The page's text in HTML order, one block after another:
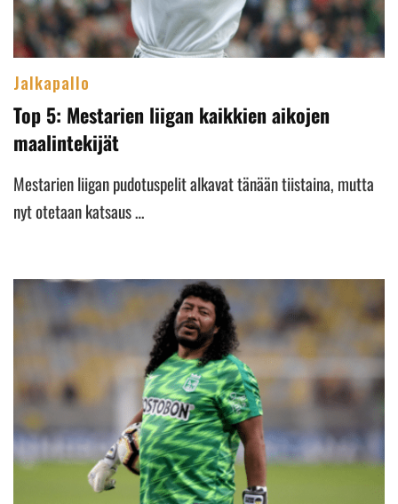
Jalkapallo
Top 5: Mestarien liigan kaikkien aikojen
maalintekijät
Mestarien liigan pudotuspelit alkavat tänään tiistaina, mutta
nyt otetaan katsaus …